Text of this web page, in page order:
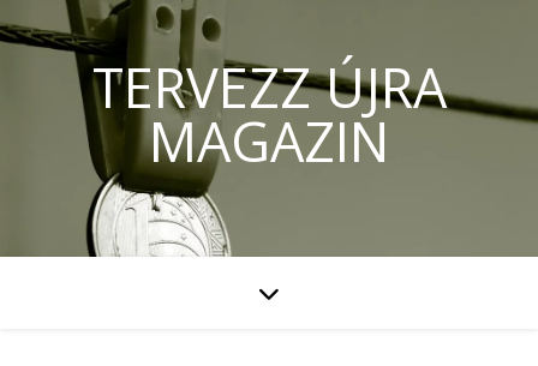
TERVEZZ ÚJRA
MAGAZIN